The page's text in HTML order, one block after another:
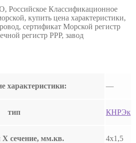
Российское Классификационное
купить цена характеристики,
сертификат Морской регистр
регистр РРР, завод
характеристики: —
тип КНРЭк
сечение, мм.кв. 4х1,5